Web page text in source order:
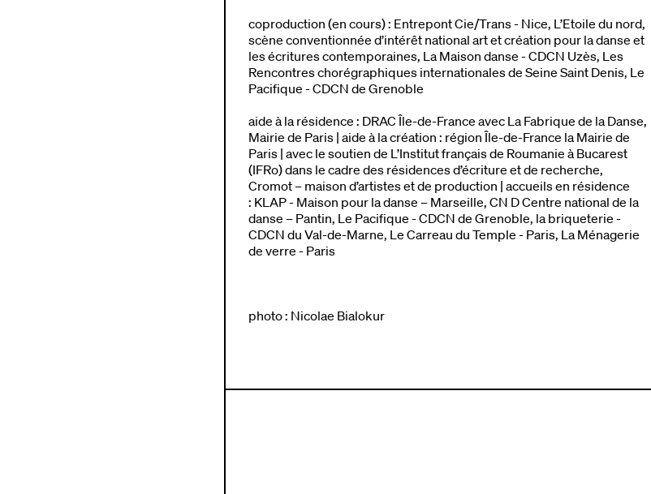
coproduction (en cours) : Entrepont Cie/Trans - Nice, L’Etoile du nord,
scène conventionnée d’intérêt national art et création pour la danse et
les écritures contemporaines, La Maison danse - CDCN Uzès, Les
Rencontres chorégraphiques internationales de Seine Saint Denis, Le
Pacifique - CDCN de Grenoble
aide à la résidence : DRAC Île-de-France avec La Fabrique de la Danse,
Mairie de Paris | aide à la création : région Île-de-France la Mairie de
Paris | avec le soutien de L’Institut français de Roumanie à Bucarest
(IFRo) dans le cadre des résidences d’écriture et de recherche,
Cromot – maison d’artistes et de production | accueils en résidence
: KLAP - Maison pour la danse – Marseille, CN D Centre national de la
danse – Pantin, Le Pacifique - CDCN de Grenoble, la briqueterie -
CDCN du Val-de-Marne, Le Carreau du Temple - Paris, La Ménagerie
de verre - Paris
photo : Nicolae Bialokur